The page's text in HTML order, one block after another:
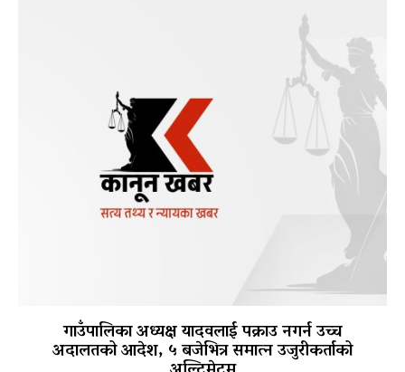
गाउँपालिका अध्यक्ष यादवलाई पक्राउ नगर्न उच्च
अदालतको आदेश, ५ बजेभित्र समात्न उजुरीकर्ताको